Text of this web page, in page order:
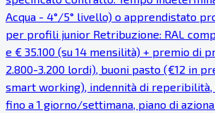
Acqua - 4°/5° livello) o apprendistato
per profili junior Retribuzione: RAL
e € 35.100 (su 14 mensilità) + premio di
2.800-3.200 lordi), buoni pasto (€12 in
smart working), indennità di
fino a 1 giorno/settimana, piano di